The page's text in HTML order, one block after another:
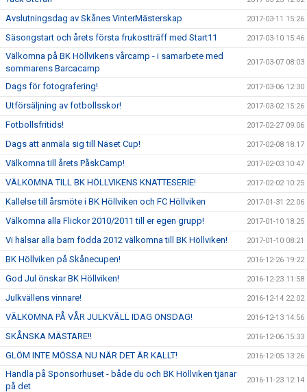
Avslutningsdag av Skånes VinterMästerskap 2017-03-11 15:26
Säsongstart och årets första frukostträff med Start11 2017-03-10 15:46
Välkomna på BK Höllvikens vårcamp - i samarbete med
sommarens Barcacamp
2017-03-07 08:03
Dags för fotografering! 2017-03-06 12:30
Utförsäljning av fotbollsskor! 2017-03-02 15:26
Fotbollsfritids! 2017-02-27 09:06
Dags att anmäla sig till Näset Cup! 2017-02-08 18:17
Välkomna till årets PåskCamp! 2017-02-03 10:47
VÄLKOMNA TILL BK HÖLLVIKENS KNATTESERIE! 2017-02-02 10:25
Kallelse till årsmöte i BK Höllviken och FC Höllviken 2017-01-31 22:06
Välkomna alla Flickor 2010/2011 till er egen grupp! 2017-01-10 18:25
Vi hälsar alla barn födda 2012 välkomna till BK Höllviken! 2017-01-10 08:21
BK Höllviken på Skånecupen! 2016-12-26 19:22
God Jul önskar BK Höllviken! 2016-12-23 11:58
Julkvällens vinnare! 2016-12-14 22:02
VÄLKOMNA PÅ VÅR JULKVÄLL IDAG ONSDAG! 2016-12-13 14:56
SKÅNSKA MÄSTARE!! 2016-12-06 15:33
GLÖM INTE MÖSSA NU NÄR DET ÄR KALLT! 2016-12-05 13:26
Handla på Sponsorhuset - både du och BK Höllviken tjänar
på det
2016-11-23 12:14